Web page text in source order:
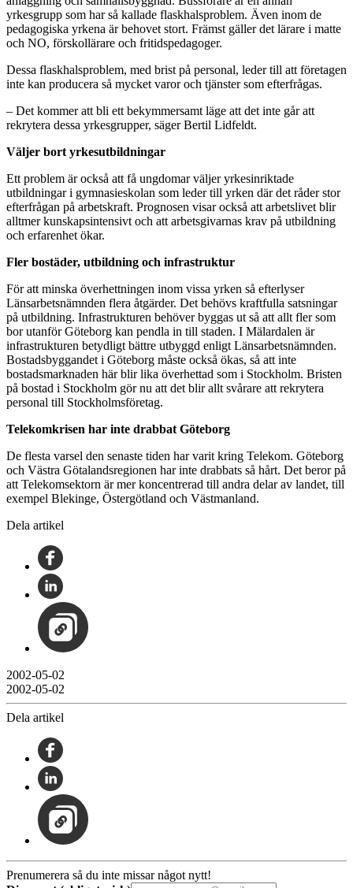
yrkesgrupp som har så kallade flaskhalsproblem. Även inom de
pedagogiska yrkena är behovet stort. Främst gäller det lärare i matte
och NO, förskollärare och fritidspedagoger.
Dessa flaskhalsproblem, med brist på personal, leder till att företagen
inte kan producera så mycket varor och tjänster som efterfrågas.
– Det kommer att bli ett bekymmersamt läge att det inte går att
rekrytera dessa yrkesgrupper, säger Bertil Lidfeldt.
Väljer bort yrkesutbildningar
Ett problem är också att få ungdomar väljer yrkesinriktade
utbildningar i gymnasieskolan som leder till yrken där det råder stor
efterfrågan på arbetskraft. Prognosen visar också att arbetslivet blir
alltmer kunskapsintensivt och att arbetsgivarnas krav på utbildning
och erfarenhet ökar.
Fler bostäder, utbildning och infrastruktur
För att minska överhettningen inom vissa yrken så efterlyser
Länsarbetsnämnden flera åtgärder. Det behövs kraftfulla satsningar
på utbildning. Infrastrukturen behöver byggas ut så att allt fler som
bor utanför Göteborg kan pendla in till staden. I Mälardalen är
infrastrukturen betydligt bättre utbyggd enligt Länsarbetsnämnden.
Bostadsbyggandet i Göteborg måste också ökas, så att inte
bostadsmarknaden här blir lika överhettad som i Stockholm. Bristen
på bostad i Stockholm gör nu att det blir allt svårare att rekrytera
personal till Stockholmsföretag.
Telekomkrisen har inte drabbat Göteborg
De flesta varsel den senaste tiden har varit kring Telekom. Göteborg
och Västra Götalandsregionen har inte drabbats så hårt. Det beror på
att Telekomsektorn är mer koncentrerad till andra delar av landet, till
exempel Blekinge, Östergötland och Västmanland.
Dela artikel
2002-05-02
2002-05-02
Dela artikel
Prenumerera så du inte missar något nytt!